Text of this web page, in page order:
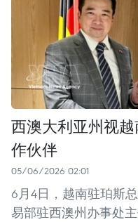
西澳大利亚州视
作伙伴
05/06/2026 02:01
6月4日，越南驻珀斯
易部驻西澳州办事处